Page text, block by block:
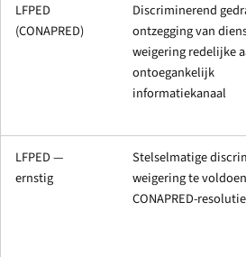
LFPED
(CONAPRED)
Discriminerend
ontzegging van
weigering redelijke
ontoegankelijk
informatiekanaal
LFPED —
ernstig
Stelselmatige
weigering te
CONAPRED-resolutie